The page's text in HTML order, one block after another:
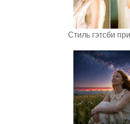
Стиль гэтсби